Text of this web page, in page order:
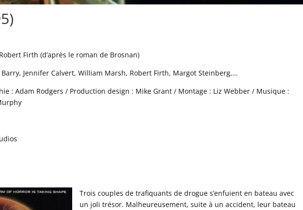
Firth (d’après le roman de Brosnan)
Barry, Jennifer Calvert, William Marsh, Robert Firth, Margot Steinberg,…
: Adam Rodgers / Production design : Mike Grant / Montage : Liz Webber / Musique :
Trois couples de trafiquants de drogue s’enfuient en bateau avec
un joli trésor. Malheureusement, suite à un accident, leur bateau